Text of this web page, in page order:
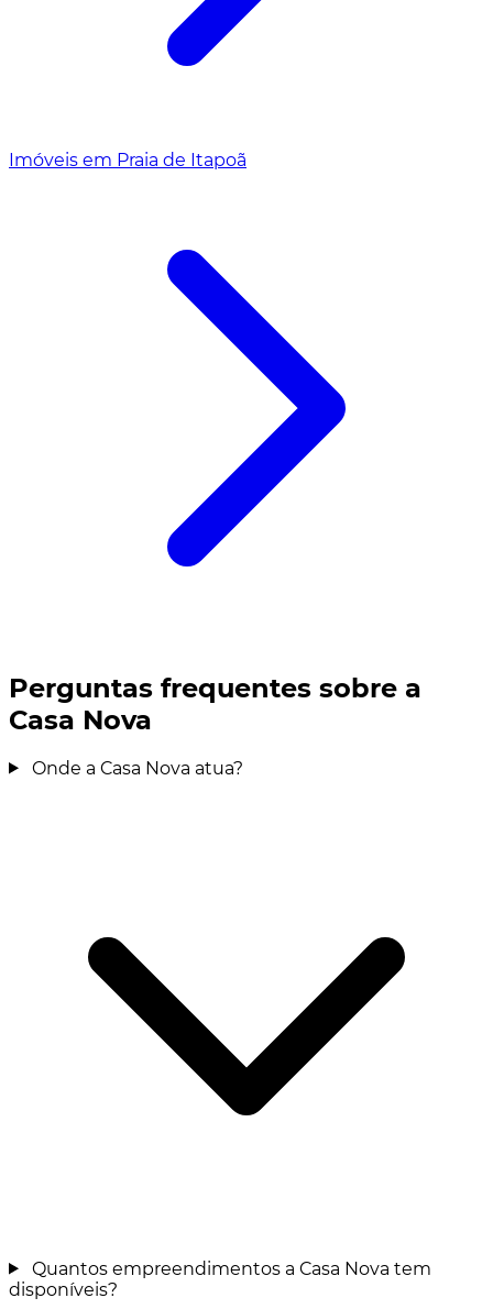
Imóveis em Praia de Itapoã
Perguntas frequentes sobre a
Casa Nova
Onde a Casa Nova atua?
Quantos empreendimentos a Casa Nova tem
disponíveis?